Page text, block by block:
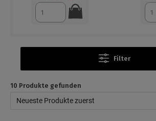
Filter
10 Produkte gefunden